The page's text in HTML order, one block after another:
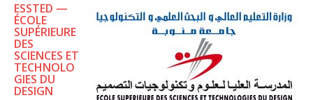
ESSTED —
ÉCOLE
SUPÉRIEURE
DES
SCIENCES ET
TECHNOLO
GIES DU
DESIGN